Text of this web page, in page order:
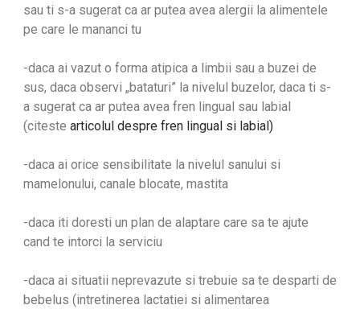
sau ti s-a sugerat ca ar putea avea alergii la alimentele
pe care le mananci tu
-daca ai vazut o forma atipica a limbii sau a buzei de
sus, daca observi „bataturi” la nivelul buzelor, daca ti s-
a sugerat ca ar putea avea fren lingual sau labial
(citeste articolul despre fren lingual si labial)
-daca ai orice sensibilitate la nivelul sanului si
mamelonului, canale blocate, mastita
-daca iti doresti un plan de alaptare care sa te ajute
cand te intorci la serviciu
-daca ai situatii neprevazute si trebuie sa te desparti de
bebelus (intretinerea lactatiei si alimentarea